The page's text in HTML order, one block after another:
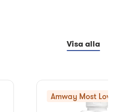
Visa alla
Amway Most